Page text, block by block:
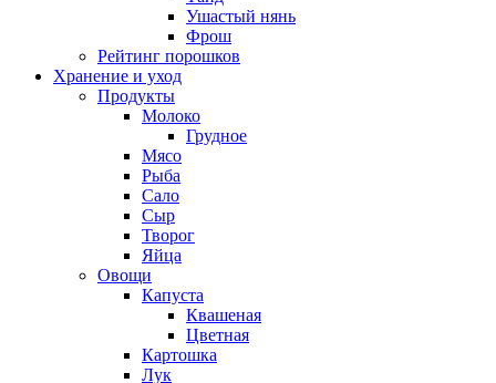
Ушастый нянь
Фрош
Рейтинг порошков
Хранение и уход
Продукты
Молоко
Грудное
Мясо
Рыба
Сало
Сыр
Творог
Яйца
Овощи
Капуста
Квашеная
Цветная
Картошка
Лук